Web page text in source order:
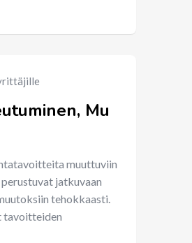
Mu
muuttuviin
jatkuvaan
tehokkaasti.
tavoitteiden